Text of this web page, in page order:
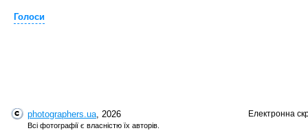
Голоси
photographers.ua, 2026
Всі фотографії є власністю їх авторів.
Електронна